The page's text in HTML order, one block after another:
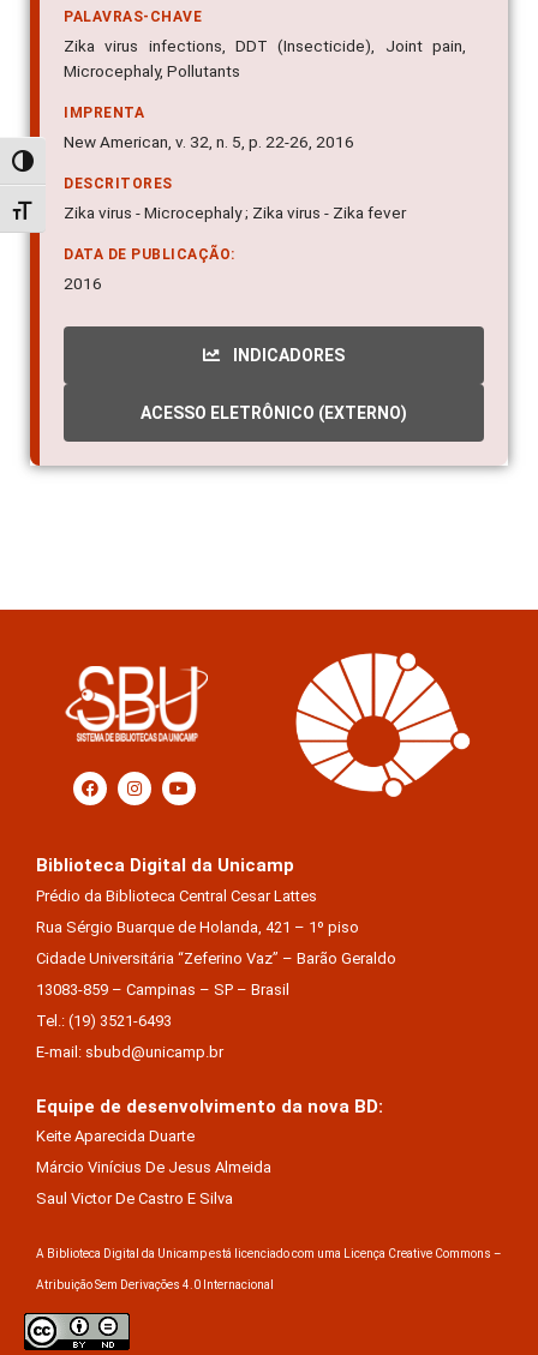
Alternar alto contraste
Alternar tamanho da fonte
PALAVRAS-CHAVE
Zika virus infections, DDT (Insecticide), Joint pain,
Microcephaly, Pollutants
IMPRENTA
New American, v. 32, n. 5, p. 22-26, 2016
DESCRITORES
Zika virus - Microcephaly ; Zika virus - Zika fever
DATA DE PUBLICAÇÃO:
2016
INDICADORES
ACESSO ELETRÔNICO (EXTERNO)
Biblioteca Digital da Unicamp
Prédio da Biblioteca Central Cesar Lattes
Rua Sérgio Buarque de Holanda, 421 – 1º piso
Cidade Universitária “Zeferino Vaz” – Barão Geraldo
13083-859 – Campinas – SP – Brasil
Tel.: (19) 3521-6493
E-mail: sbubd@unicamp.br
Equipe de desenvolvimento da nova BD:
Keite Aparecida Duarte
Márcio Vinícius De Jesus Almeida
Saul Victor De Castro E Silva
A Biblioteca Digital da Unicamp está licenciado com uma Licença Creative Commons –
Atribuição Sem Derivações 4.0 Internacional